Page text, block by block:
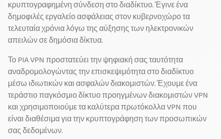
κρυπτογραφημένη σύνδεση στο διαδίκτυο. Έγινε ένα
δημοφιλές εργαλείο ασφάλειας στον κυβερνοχώρο τα
τελευταία χρόνια λόγω της αύξησης των ηλεκτρονικών
απειλών σε δημόσια δίκτυα.
Το PIA VPN προστατεύει την ψηφιακή σας ταυτότητα
αναδρομολογώντας την επισκεψιμότητα στο διαδίκτυο
μέσω ιδιωτικών και ασφαλών διακομιστών. Έχουμε ένα
τεράστιο παγκόσμιο δίκτυο προηγμένων διακομιστών VPN
και χρησιμοποιούμε τα καλύτερα πρωτόκολλα VPN που
είναι διαθέσιμα για την κρυπτογράφηση των προσωπικών
σας δεδομένων.